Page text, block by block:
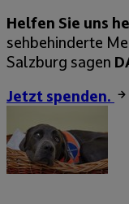
Helfen Sie uns
sehbehinderte
Salzburg sagen
Jetzt spenden.